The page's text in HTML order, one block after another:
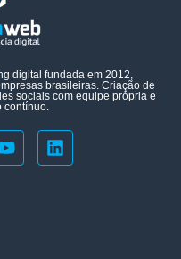
digital fundada em 2012,
brasileiras. Criação de
sociais com equipe própria e
contínuo.